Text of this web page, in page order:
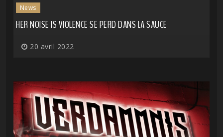
News
HER NOISE IS VIOLENCE SE PERD DANS LA SAUCE
20 avril 2022